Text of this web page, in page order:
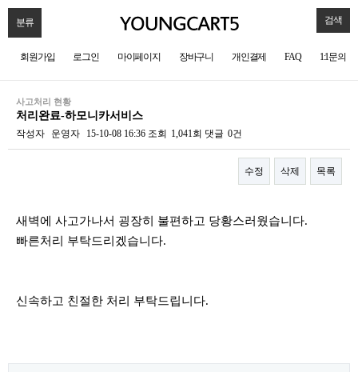
분류 검색
회원가입 로그인 마이페이지 장바구니 개인결제 FAQ 1:1문의
사고처리 현황
처리완료-하모니카서비스
작성자 운영자 15-10-08 16:36 조회 1,041회 댓글 0건
수정 삭제 목록
새벽에 사고가나서 굉장히 불편하고 당황스러웠습니다.
빠른처리 부탁드리겠습니다.
신속하고 친절한 처리 부탁드립니다.